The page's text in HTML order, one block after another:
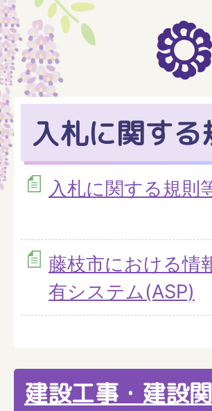
入札に関する
入札に関する規則
藤枝市における情
有システム(ASP)
建設工事・建設